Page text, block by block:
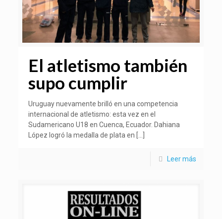
El atletismo también
supo cumplir
Uruguay nuevamente brilló en una competencia
internacional de atletismo: esta vez en el
Sudamericano U18 en Cuenca, Ecuador. Dahiana
López logró la medalla de plata en
Leer más